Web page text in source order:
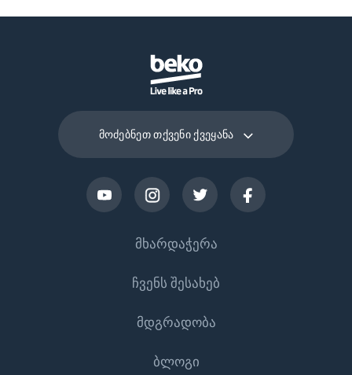
მოძებნეთ თქვენი ქვეყანა
მხარდაჭერა
Დაგვიკავშირდით
ჩვენს შესახებ
ჩვენს შესახებ
მდგრადობა
ბლოგი